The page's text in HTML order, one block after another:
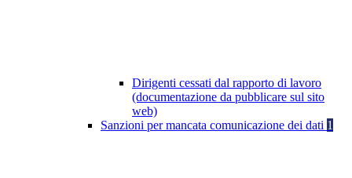
Dirigenti cessati dal rapporto di lavoro
(documentazione da pubblicare sul sito
web)
Sanzioni per mancata comunicazione dei dati 1